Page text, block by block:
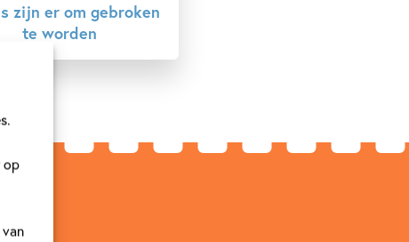
op
zijn er om gebroken
te worden